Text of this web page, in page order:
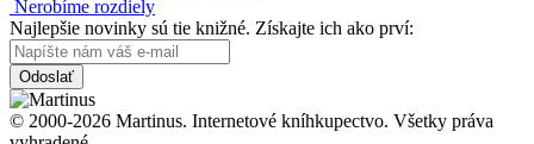
Nerobíme rozdiely
Najlepšie novinky sú tie knižné. Získajte ich ako prví:
Odoslať
© 2000-2026 Martinus. Internetové kníhkupectvo. Všetky práva